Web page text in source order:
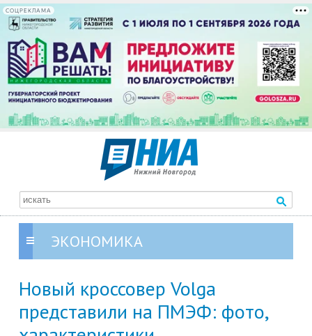
СОЦРЕКЛАМА
ЭКОНОМИКА
Новый кроссовер Volga
представили на ПМЭФ: фото,